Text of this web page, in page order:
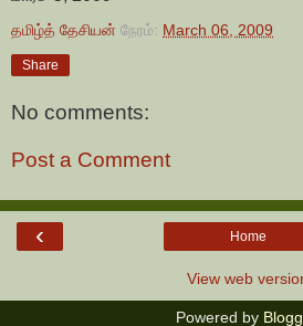
தமிழ்த் தேசியன் நேரம்: March 06, 2009
Share
No comments:
Post a Comment
‹ Home
View web
Powered by